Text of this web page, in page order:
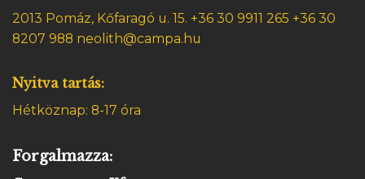
2013 Pomáz, Kőfaragó u. 15. +36 30 9911 265 +36 30
8207 988 neolith@campa.hu
Nyitva tartás:
Hétköznap: 8-17 óra
Forgalmazza: